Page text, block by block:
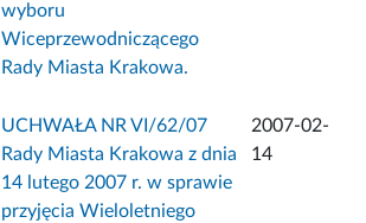
wyboru
Wiceprzewodniczącego
Rady Miasta Krakowa.
UCHWAŁA NR VI/62/07
Rady Miasta Krakowa z dnia
14 lutego 2007 r. w sprawie
przyjęcia Wieloletniego
2007-02-
14